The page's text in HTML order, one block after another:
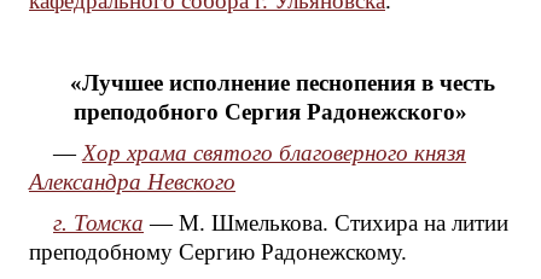
«Лучшее исполнение песнопения в честь
преподобного Сергия Радонежского»
— Хор храма святого благоверного князя
Александра Невского
г. Томска — М. Шмелькова. Стихира на литии
преподобному Сергию Радонежскому.